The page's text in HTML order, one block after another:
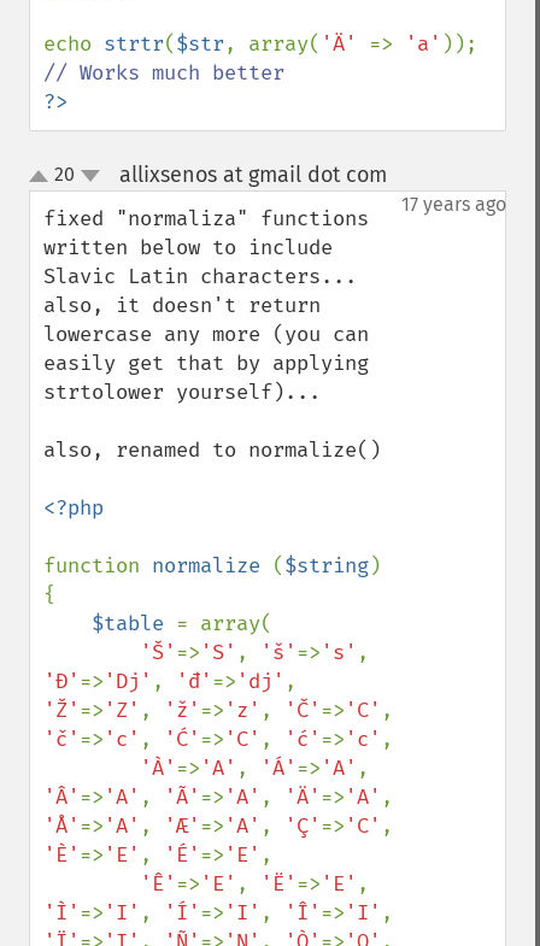
echo strtr($str, array( 'Ä' => 'a'
?>
up
down
20 allixsenos at gmail dot com
17 years ago
fixed "normaliza" functions
written below to include
Slavic Latin characters...
also, it doesn't return
lowercase any more (you can
easily get that by applying
strtolower yourself)...
also, renamed to normalize()
<?php
function normalize ($string)
{
$table = array(
'Š' => 'S' , 'š' => 's'
'Đ' => 'Dj' , 'đ' => 'dj'
'Ž' => 'Z' , 'ž' => 'z' , 'Č' => 'C'
'č' => 'c' , 'Ć' => 'C' , 'ć' => 'c' ,
'À' => 'A' , 'Á' => 'A'
'Â' => 'A' , 'Ã' => 'A' , 'Ä' => 'A'
'Å' => 'A' , 'Æ' => 'A' , 'Ç' => 'C'
'È' => 'E' , 'É' => 'E' ,
'Ê' => 'E' , 'Ë' => 'E'
'Ì' => 'I' , 'Í' => 'I' , 'Î' => 'I'